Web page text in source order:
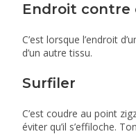
Endroit contre
C’est lorsque l’endroit
d’un autre tissu.
Surfiler
C’est coudre au point
éviter qu’il s’effiloche.